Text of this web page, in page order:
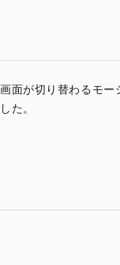
面が切り替わるモ
た。